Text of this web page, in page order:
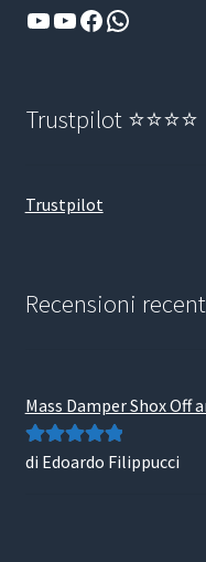
YouTube
YouTube
Facebook
WhatsApp
Trustpilot ⭐⭐⭐⭐
Trustpilot
Recensioni
Mass Damper Shox Off
Valutato5su
di Edoardo Filippucci